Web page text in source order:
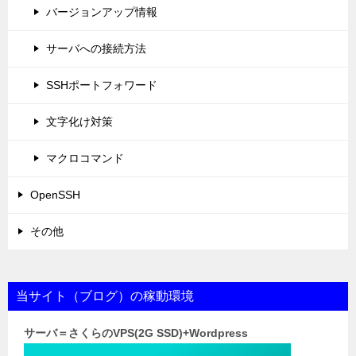
バージョンアップ情報
サーバへの接続方法
SSHポートフォワード
文字化け対策
マクロコマンド
OpenSSH
その他
当サイト（ブログ）の稼動環境
サーバ＝さくらのVPS(2G SSD)+Wordpress